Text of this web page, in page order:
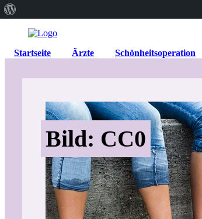
Startseite Ärzte Schönheitsoperation
Bild: CC0
WordPress